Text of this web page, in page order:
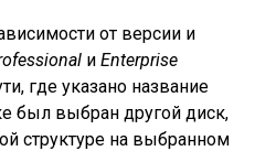
от версии и
иEnterprise
где указано название
был выбран другой диск,
структуре на выбранном